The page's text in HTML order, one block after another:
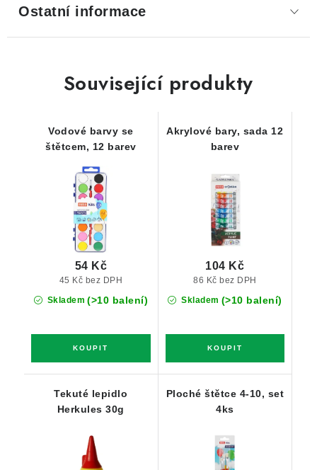
Ostatní informace
Související produkty
Vodové barvy se
štětcem, 12 barev
Skladem (>10 balení)
45 Kč bez DPH
54 Kč
Akrylové bary, sada 12
barev
Skladem (>10 balení)
86 Kč bez DPH
104 Kč
Tekuté lepidlo
Herkules 30g
Ploché štětce 4-10, set
4ks